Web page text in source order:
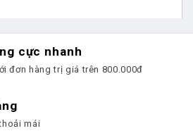
cực nhanh
đơn hàng trị giá trên 800.000đ
mái